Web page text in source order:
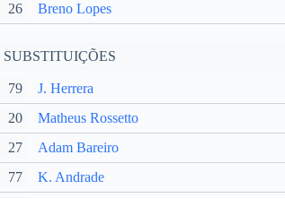
26 Breno Lopes
SUBSTITUIÇÕES
79 J. Herrera
20 Matheus Rossetto
27 Adam Bareiro
77 K. Andrade